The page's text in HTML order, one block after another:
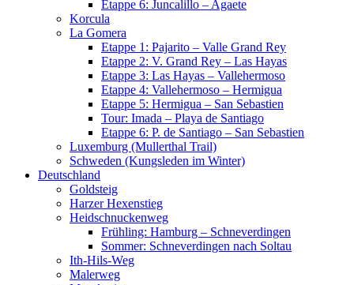
Etappe 6: Juncalillo – Agaete
Korcula
La Gomera
Etappe 1: Pajarito – Valle Grand Rey
Etappe 2: V. Grand Rey – Las Hayas
Etappe 3: Las Hayas – Vallehermoso
Etappe 4: Vallehermoso – Hermigua
Etappe 5: Hermigua – San Sebastien
Tour: Imada – Playa de Santiago
Etappe 6: P. de Santiago – San Sebastien
Luxemburg (Mullerthal Trail)
Schweden (Kungsleden im Winter)
Deutschland
Goldsteig
Harzer Hexenstieg
Heidschnuckenweg
Frühling: Hamburg – Schneverdingen
Sommer: Schneverdingen nach Soltau
Ith-Hils-Weg
Malerweg